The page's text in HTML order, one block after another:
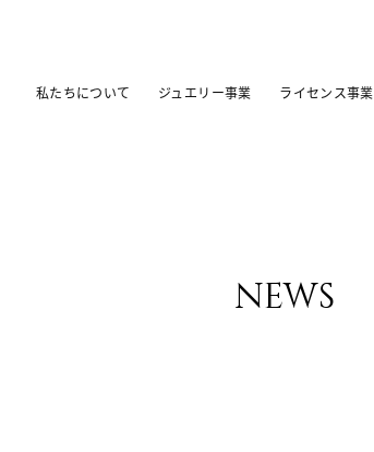
私たちについて ジュエリー事業 ライセンス事業
news